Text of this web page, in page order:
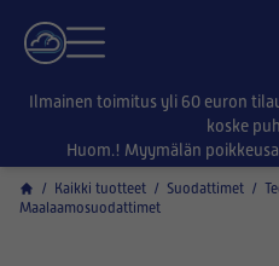
Ilmainen toimitus yli 60 euron
koske
Huom.! Myymälän
/ Kaikki tuotteet / Suodattimet /
Maalaamosuodattimet